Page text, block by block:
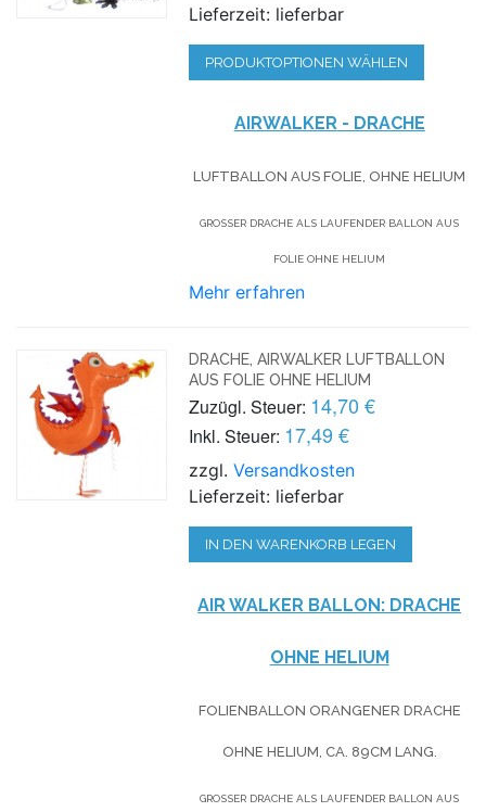
Lieferzeit: lieferbar
PRODUKTOPTIONEN WÄHLEN
AIRWALKER- DRACHE
LUFTBALLON AUS FOLIE, OHNE HELIUM
GROSSER DRACHE ALS LAUFENDER BALLON AUS F
OLIE OHNE HELIUM
Mehr erfahren
DRACHE, AIRWALKER LUFTBALLON
AUS FOLIE OHNE HELIUM
Zuzügl. Steuer: 14,70 €
Inkl. Steuer: 17,49 €
zzgl.Versandkosten
Lieferzeit: lieferbar
IN DEN WARENKORB LEGEN
AIR WALKER BALLON: DRACHE
OHNE HELIUM
FOLIENBALLON ORANGENER DRACHE
OHNE HELIUM, CA. 89CM LANG.
GROSSER DRACHE ALS LAUFENDER BALLON AUS F